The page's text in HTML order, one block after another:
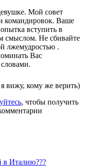
Мой совет
командировок. Ваше
вступить в
смыслом. Не сбивайте
лжемудростью .
Вас
вижу, кому же верить)
, чтобы получить
в Италию???